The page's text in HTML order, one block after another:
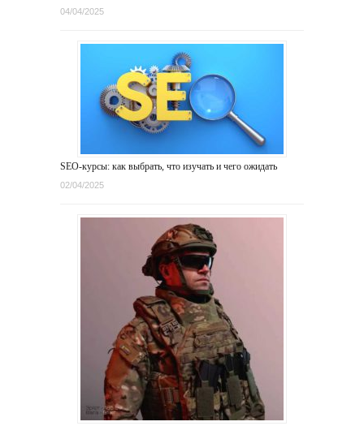
04/04/2025
SEO-курсы: как выбрать, что изучать и чего ожидать
02/04/2025